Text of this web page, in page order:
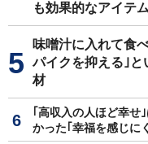
も効果的なアイテム
味噌汁に入れて食
パイクを抑える｣
材
｢高収入の人ほど幸
かった｢幸福を感じに